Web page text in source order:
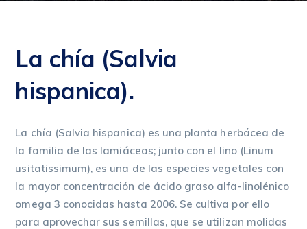
La chía (Salvia
hispanica).
La chía (Salvia hispanica) es una planta herbácea de
la familia de las lamiáceas; junto con el lino (Linum
usitatissimum), es una de las especies vegetales con
la mayor concentración de ácido graso alfa-linolénico
omega 3 conocidas hasta 2006. Se cultiva por ello
para aprovechar sus semillas, que se utilizan molidas